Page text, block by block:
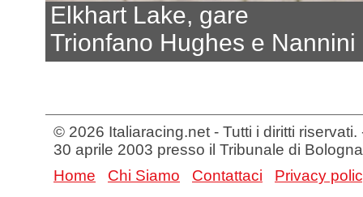
Elkhart Lake, gare
Trionfano Hughes e Nannini
© 2026 Italiaracing.net - Tutti i diritti
30 aprile 2003 presso il Tribunale di Bologna
Home
Chi Siamo Contattaci Privacy